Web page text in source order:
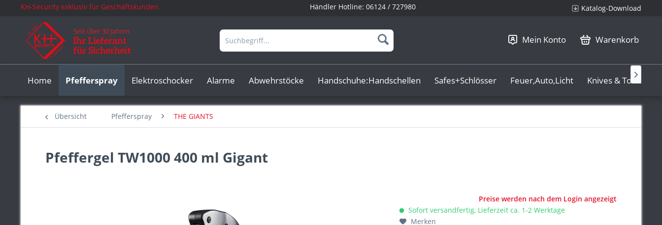
KH-Security exklusiv für Geschäftskunden. Händler Hotline: 06124 / 727980 Katalog-Download
Mein Konto Warenkorb
Home Pfefferspray Elektroschocker Alarme Abwehrstöcke Handschuhe:Handschellen Safes+Schlösser Feuer,Auto,Licht Knives & Tools

Übersicht Pfefferspray THE GIANTS
Pfeffergel TW1000 400 ml Gigant
Preise werden nach dem Login angezeigt
Sofort versandfertig, Lieferzeit ca. 1-2 Werktage
Merken